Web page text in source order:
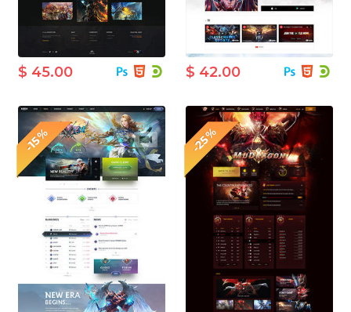
$ 45.00 $ 42.00
-15% -25%